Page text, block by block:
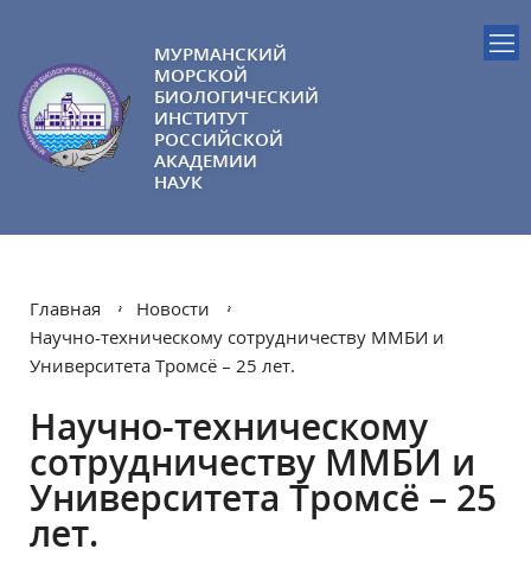
МУРМАНСКИЙ
МОРСКОЙ
БИОЛОГИЧЕСКИЙ
ИНСТИТУТ
РОССИЙСКОЙ
АКАДЕМИИ
НАУК
Главная
Новости
Научно-техническому сотрудничеству ММБИ и
Университета Тромсё – 25 лет.
Научно-техническому
сотрудничеству ММБИ и
Университета Тромсё – 25
лет.